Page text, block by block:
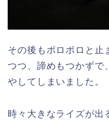
その後もポロポロと止
つつ、諦めもつかずで
やしてしまいました。
時々大きなライズが出